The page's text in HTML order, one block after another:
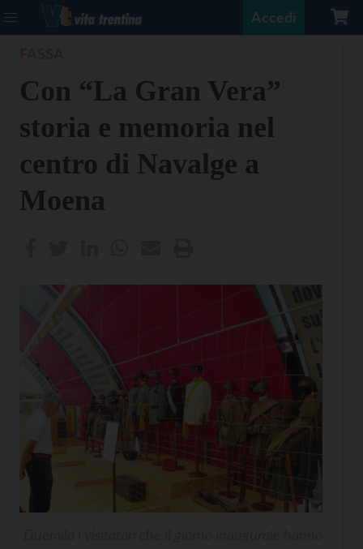
Accedi
Con “La Gran Vera”
storia e memoria nel
centro di Navalge a
Moena